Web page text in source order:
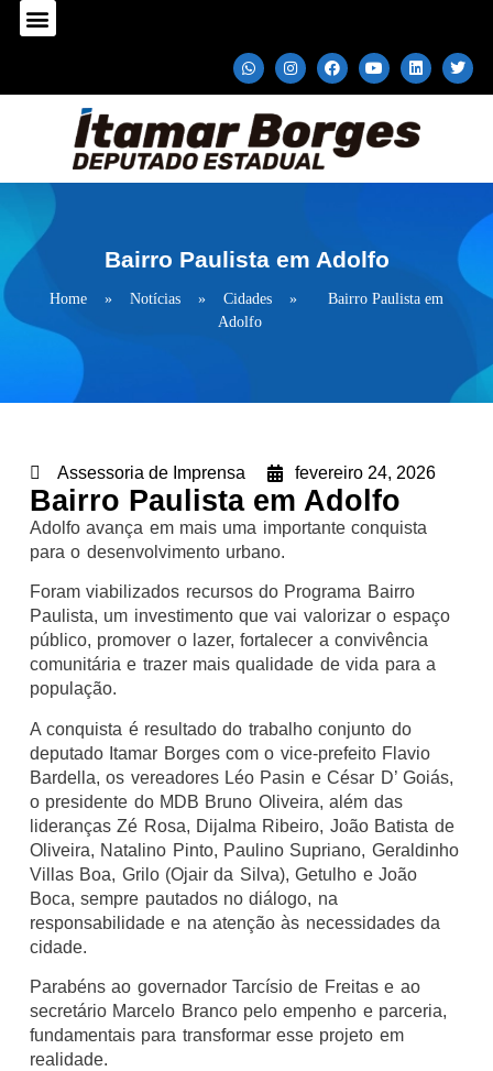
Bairro Paulista em Adolfo
Home » Notícias » Cidades »
Bairro Paulista em
Adolfo
Assessoria de Imprensa fevereiro 24, 2026
Bairro Paulista em Adolfo
Adolfo avança em mais uma importante conquista
para o desenvolvimento urbano.
Foram viabilizados recursos do Programa Bairro
Paulista, um investimento que vai valorizar o espaço
público, promover o lazer, fortalecer a convivência
comunitária e trazer mais qualidade de vida para a
população.
A conquista é resultado do trabalho conjunto do
deputado Itamar Borges com o vice-prefeito Flavio
Bardella, os vereadores Léo Pasin e César D’ Goiás,
o presidente do MDB Bruno Oliveira, além das
lideranças Zé Rosa, Dijalma Ribeiro, João Batista de
Oliveira, Natalino Pinto, Paulino Supriano, Geraldinho
Villas Boa, Grilo (Ojair da Silva), Getulho e João
Boca, sempre pautados no diálogo, na
responsabilidade e na atenção às necessidades da
cidade.
Parabéns ao governadorTarcísio de Freitase ao
secretário Marcelo Branco pelo empenho e parceria,
fundamentais para transformar esse projeto em
realidade.